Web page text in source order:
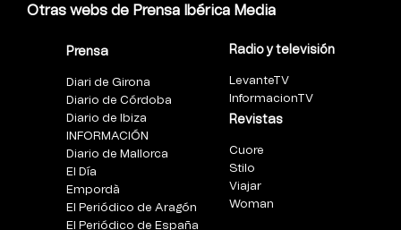
Otras webs de Prensa Ibérica Media
Prensa
Diari de Girona
Diario de Córdoba
Diario de Ibiza
INFORMACIÓN
Diario de Mallorca
El Día
Empordà
El Periódico de Aragón
El Periódico de España
Radio y televisión
LevanteTV
InformacionTV
Revistas
Cuore
Stilo
Viajar
Woman